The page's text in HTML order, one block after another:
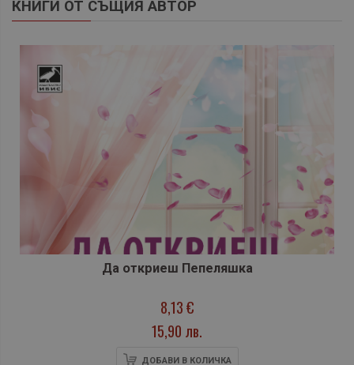
КНИГИ ОТ СЪЩИЯ АВТОР
Да откриеш Пепеляшка
8,13 €
15,90 лв.
ДОБАВИ В КОЛИЧКА